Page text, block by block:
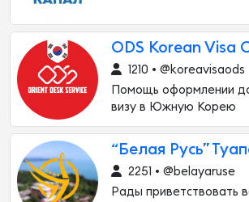
ODS Korean Visa
1210 • @koreavisaods
Помощь оформлении
визу в Южную Корею
“Белая Русь”
2251 • @belayaruse
Рады приветствовать